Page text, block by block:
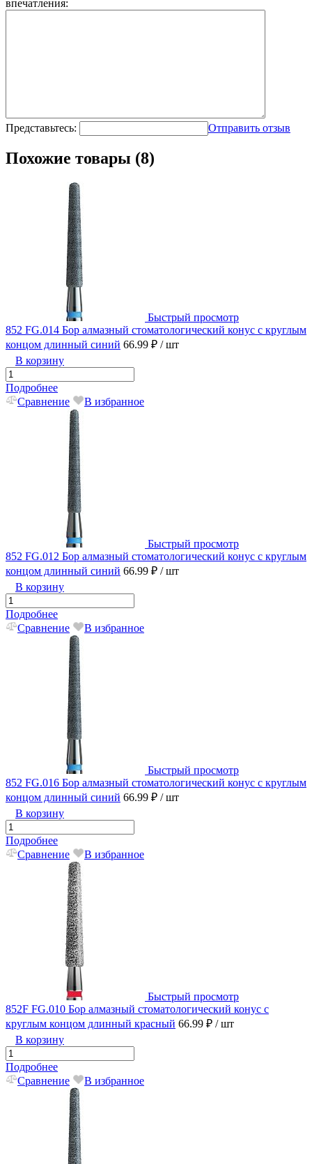
впечатления:
Представьтесь: Отправить отзыв
Похожие товары (8)
Быстрый просмотр
852 FG.014 Бор алмазный стоматологический конус с круглым
концом длинный синий 66.99 ₽ / шт
В корзину
Подробнее
Сравнение
В избранное
Быстрый просмотр
852 FG.012 Бор алмазный стоматологический конус с круглым
концом длинный синий 66.99 ₽ / шт
В корзину
Подробнее
Сравнение
В избранное
Быстрый просмотр
852 FG.016 Бор алмазный стоматологический конус с круглым
концом длинный синий 66.99 ₽ / шт
В корзину
Подробнее
Сравнение
В избранное
Быстрый просмотр
852F FG.010 Бор алмазный стоматологический конус с
круглым концом длинный красный 66.99 ₽ / шт
В корзину
Подробнее
Сравнение
В избранное